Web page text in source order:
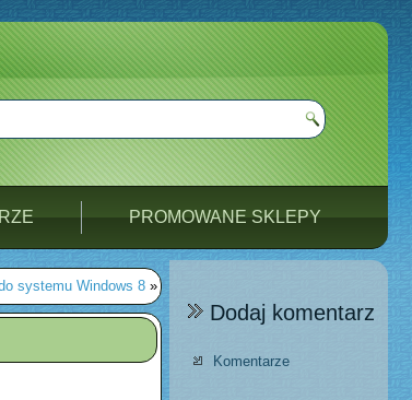
PROMOWANE SKLEPY
systemu Windows 8 »
Dodaj komentarz
Komentarze